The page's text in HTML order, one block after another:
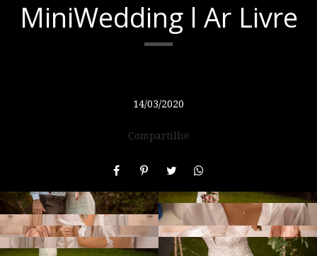
MiniWedding l Ar Livre
14/03/2020
Compartilhe